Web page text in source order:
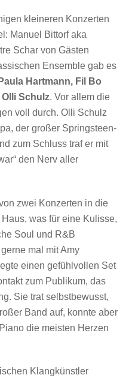
kleineren Konzerten
Manuel Bittorf aka
Schar von Gästen
Ensemble gab es
Hartmann, Fil Bo
Olli Schulz. Vor allem die
voll durch. Olli Schulz
der großer Springsteen-
zum Schluss traf er mit
den Nerv aller
zwei Konzerten in die
was für eine Kulisse,
Soul und R&B
mal mit Amy
einen gefühlvollen Set
zum Publikum, das
Sie trat selbstbewusst,
Band auf, konnte aber
die meisten Herzen
Klangkünstler